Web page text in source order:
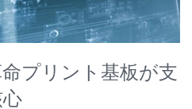
プリント基板が支